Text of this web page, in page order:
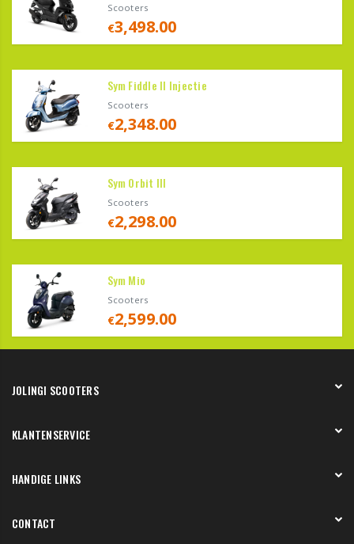
Scooters
€3,498.00
Sym Fiddle II Injectie
Scooters
€2,348.00
Sym Orbit III
Scooters
€2,298.00
Sym Mio
Scooters
€2,599.00
JOLINGI SCOOTERS
Onze showroom
KLANTENSERVICE
Verzending en bezorging
Bedenktermijn
HANDIGE LINKS
Werkplaats
CONTACT